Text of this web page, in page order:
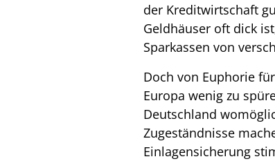
der Kreditwirtschaft
Geldhäuser oft dick
Sparkassen von
Doch von Euphorie
Europa wenig zu
Deutschland
Zugeständnisse
Einlagensicherung